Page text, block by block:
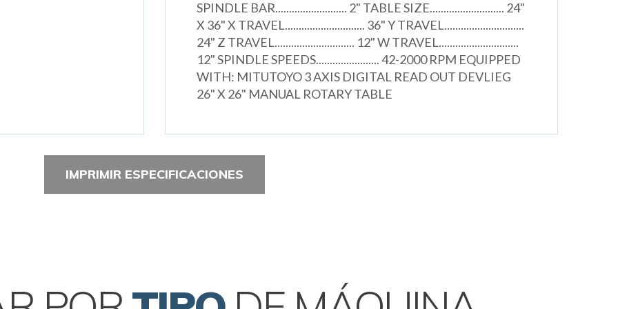
SPINDLE BAR.......................... 2" TABLE SIZE........................... 24"
X 36" X TRAVEL............................. 36" Y TRAVEL.............................
24" Z TRAVEL............................. 12" W TRAVEL.............................
12" SPINDLE SPEEDS....................... 42-2000 RPM EQUIPPED
WITH: MITUTOYO 3 AXIS DIGITAL READ OUT DEVLIEG
26" X 26" MANUAL ROTARY TABLE
IMPRIMIR ESPECIFICACIONES